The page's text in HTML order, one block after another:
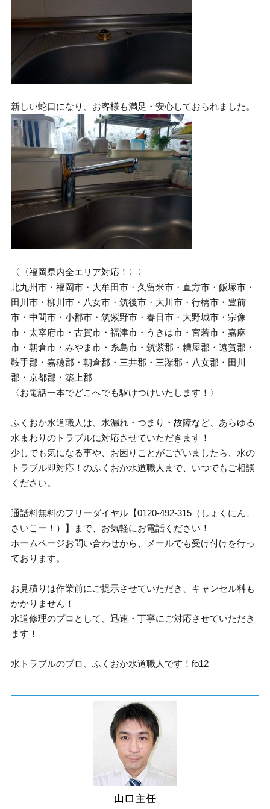
新しい蛇口になり、お客様も満足・安心しておられました。
〈〈福岡県内全エリア対応！〉〉
北九州市・福岡市・大牟田市・久留米市・直方市・飯塚市・
田川市・柳川市・八女市・筑後市・大川市・行橋市・豊前
市・中間市・小郡市・筑紫野市・春日市・大野城市・宗像
市・太宰府市・古賀市・福津市・うきは市・宮若市・嘉麻
市・朝倉市・みやま市・糸島市・筑紫郡・糟屋郡・遠賀郡・
鞍手郡・嘉穂郡・朝倉郡・三井郡・三潴郡・八女郡・田川
郡・京都郡・築上郡
〈お電話一本でどこへでも駆けつけいたします！〉
ふくおか水道職人は、水漏れ・つまり・故障など、あらゆる
水まわりのトラブルに対応させていただきます！
少しでも気になる事や、お困りごとがございましたら、水の
トラブル即対応！のふくおか水道職人まで、いつでもご相談
ください。
通話料無料のフリーダイヤル【0120-492-315（しょくにん、
さいこー！）】まで、お気軽にお電話ください！
ホームページお問い合わせから、メールでも受け付けを行っ
ております。
お見積りは作業前にご提示させていただき、キャンセル料も
かかりません！
水道修理のプロとして、迅速・丁寧にご対応させていただき
ます！
水トラブルのプロ、ふくおか水道職人です！fo12